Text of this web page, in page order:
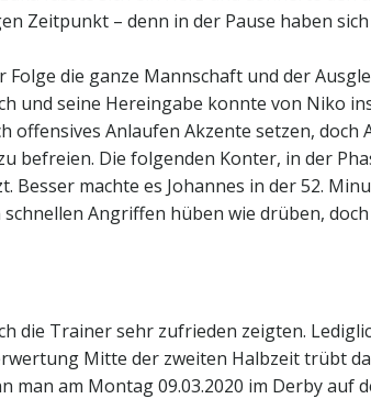
Zeitpunkt – denn in der Pause haben
die ganze Mannschaft und der
seine Hereingabe konnte von Niko
Anlaufen Akzente setzen, doch
befreien. Die folgenden Konter, in der
machte es Johannes in der 52.
Angriffen hüben wie drüben,
die Trainer sehr zufrieden zeigten.
Mitte der zweiten Halbzeit trübt
man am Montag 09.03.2020 im Derby